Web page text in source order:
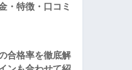
・特徴・口コミ
合格率を徹底解